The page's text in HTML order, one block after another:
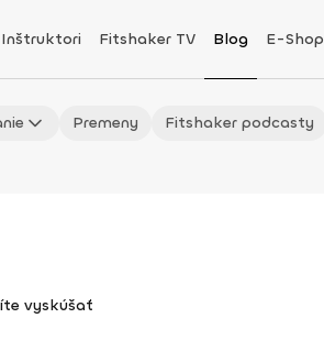
Inštruktori Fitshaker TV Blog E-Shop
Premeny Fitshaker podcasty
vyskúšať